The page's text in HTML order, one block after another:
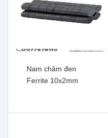
Nam châm đen
Ferrite 10x2mm